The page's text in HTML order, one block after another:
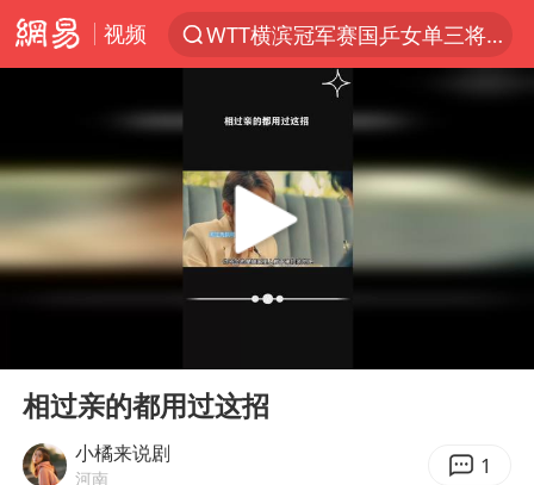
视频
WTT横滨冠军赛国乒女单三将晋级四强
光影经济撬动暑期消费新蓝海
新疆优化调整景区内自驾服务费
泰国初中生饮弹自尽前开了26枪
Play
相过亲的都用过这招
小橘来说剧
河南 1